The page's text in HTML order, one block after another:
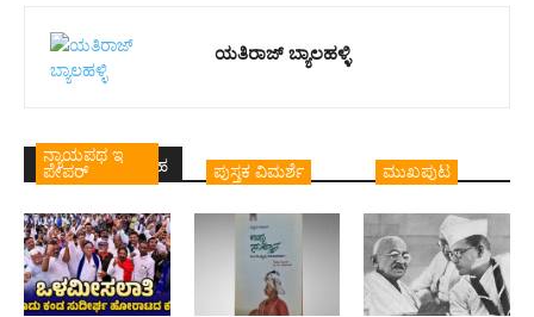
ಯತಿರಾಜ್ ಬ್ಯಾಲಹಳ್ಳಿ
ಇದೇ ಲೇಖಕರ ಬರಹ
ನ್ಯಾಯಪಥ ಇ
ಪೇಪರ್ ಪುಸ್ತಕ ವಿಮರ್ಶೆ ಮುಖಪುಟ